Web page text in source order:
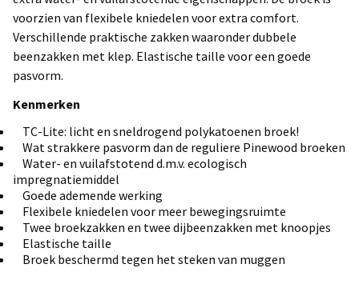
voorzien van flexibele kniedelen voor extra comfort.
Verschillende praktische zakken waaronder dubbele
beenzakken met klep. Elastische taille voor een goede
pasvorm.
Kenmerken
TC-Lite: licht en sneldrogend polykatoenen broek!
Wat strakkere pasvorm dan de reguliere Pinewood broeken
Water- en vuilafstotend d.m.v. ecologisch
impregnatiemiddel
Goede ademende werking
Flexibele kniedelen voor meer bewegingsruimte
Twee broekzakken en twee dijbeenzakken met knoopjes
Elastische taille
Broek beschermd tegen het steken van muggen